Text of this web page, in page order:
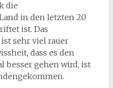
die
in den letzten 20
ist. Das
sehr viel rauer
dass es den
besser gehen wird, ist